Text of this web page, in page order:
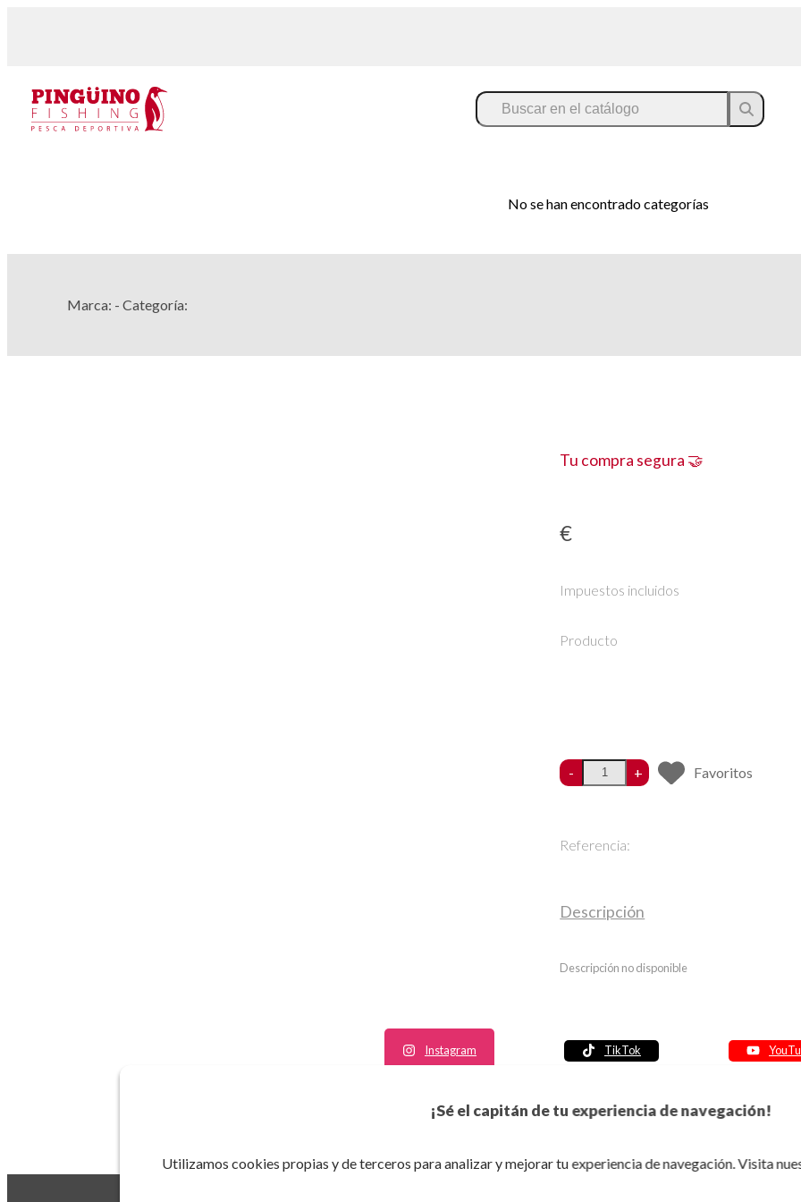
¡Sé el capitán de tu experiencia de navegación!
Utilizamos cookies propias y de terceros para analizar y mejorar tu experiencia de navegación. Visita
No se han encontrado categorías
Marca: - Categoría:
Tu compra segura 🤝
€
Impuestos incluidos
Producto
- + Favoritos
Referencia:
Descripción
Descripción no disponible
Instagram TikTok
Política de seguridad